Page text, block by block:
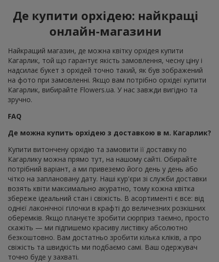
Де купити орхідею: найкращі
онлайн-магазини
Найкращий магазин, де можна квітку орхідея купити
Кагарлик, той що гарантує якість замовлення, чесну ціну і
надсилає букет з орхідей точно такий, як був зображений
на фото при замовленні. Якщо вам потрібно орхідеї купити
Кагарлик, вибирайте Flowers.ua. У нас завжди вигідно та
зручно.
FAQ
Де можна купить орхідею з доставкою в м. Кагарлик?
Купити витончену орхідію та замовити її доставку по
Кагарлику можна прямо тут, на нашому сайті. Обирайте
потрібний варіант, а ми привеземо його день у день або
чітко на заплановану дату. Наші кур'єри зі служби доставки
возять квіти максимально акуратно, тому кожна квітка
збереже ідеальний стан і свіжість. В асортименті є все: від
однієї лаконічної гілочки в крафті до величезних розкішних
оберемків. Якщо плануєте зробити сюрприз таємно, просто
скажіть — ми підпишемо красиву листівку абсолютно
безкоштовно. Вам достатньо зробити кілька кліків, а про
свіжість та швидкість ми подбаємо самі. Ваш одержувач
точно буде у захваті.